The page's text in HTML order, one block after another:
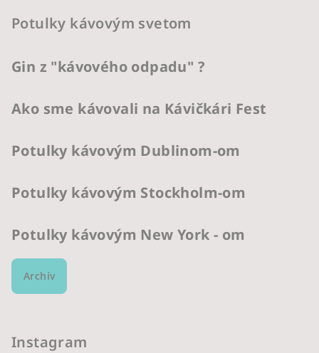
Potulky kávovým svetom
Gin z "kávového odpadu" ?
Ako sme kávovali na Kávičkári Fest
Potulky kávovým Dublinom-om
Potulky kávovým Stockholm-om
Potulky kávovým New York - om
Archív
Instagram